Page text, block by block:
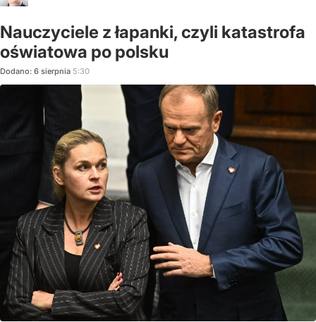
Nauczyciele z łapanki, czyli katastrofa
oświatowa po polsku
Dodano: 6 sierpnia 5:30